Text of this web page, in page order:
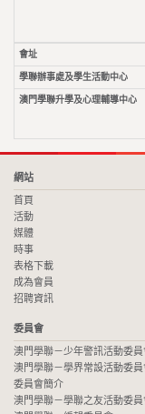
會址
學聯辦事處及學生活動中心
澳門學聯升學及心理輔導中心
網站
首頁
活動
媒體
時事
表格下載
成為會員
招聘資訊
委員會
澳門學聯－少年警訊活動委員
澳門學聯－學界常設活動委員
委員會簡介
澳門學聯－學聯之友活動委員